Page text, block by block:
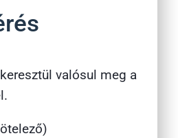
valósul meg a